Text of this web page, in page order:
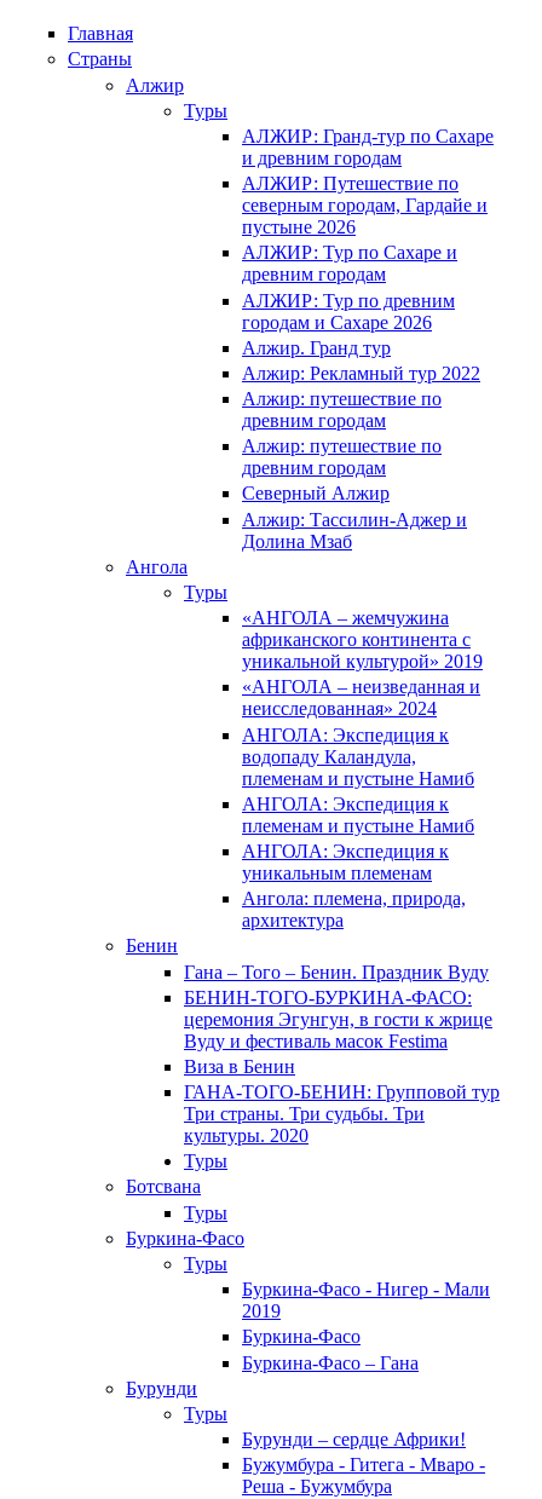
Главная
Страны
Алжир
Туры
АЛЖИР: Гранд-тур по Сахаре
и древним городам
АЛЖИР: Путешествие по
северным городам, Гардайе и
пустыне 2026
АЛЖИР: Тур по Сахаре и
древним городам
АЛЖИР: Тур по древним
городам и Сахаре 2026
Алжир. Гранд тур
Алжир: Рекламный тур 2022
Алжир: путешествие по
древним городам
Алжир: путешествие по
древним городам
Северный Алжир
Алжир: Тассилин-Аджер и
Долина Мзаб
Ангола
Туры
«АНГОЛА – жемчужина
африканского континента с
уникальной культурой» 2019
«АНГОЛА – неизведанная и
неисследованная» 2024
АНГОЛА: Экспедиция к
водопаду Каландула,
племенам и пустыне Намиб
АНГОЛА: Экспедиция к
племенам и пустыне Намиб
АНГОЛА: Экспедиция к
уникальным племенам
Ангола: племена, природа,
архитектура
Бенин
Гана – Того – Бенин. Праздник Вуду
БЕНИН-ТОГО-БУРКИНА-ФАСО:
церемония Эгунгун, в гости к жрице
Вуду и фестиваль масок Festima
Виза в Бенин
ГАНА-ТОГО-БЕНИН: Групповой тур
Три страны. Три судьбы. Три
культуры. 2020
Туры
Ботсвана
Туры
Буркина-Фасо
Туры
Буркина-Фасо - Нигер - Мали
2019
Буркина-Фасо
Буркина-Фасо – Гана
Бурунди
Туры
Бурунди – сердце Африки!
Бужумбура - Гитега - Мваро -
Реша - Бужумбура